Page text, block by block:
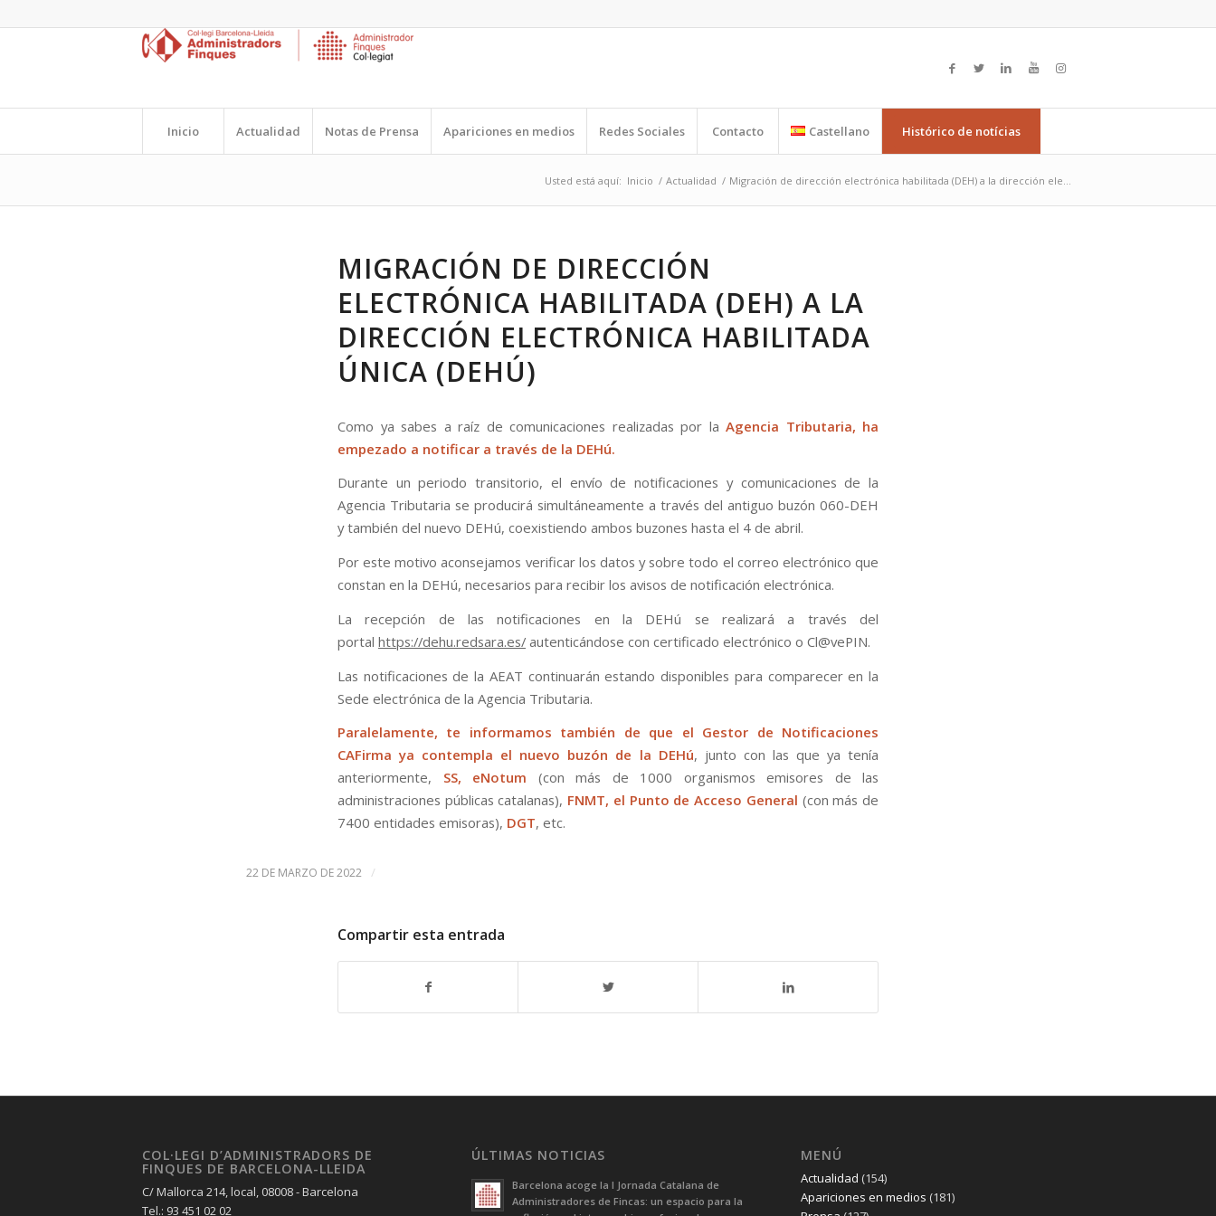
Inicio Actualidad Notas de Prensa Apariciones en medios Redes Sociales Contacto Castellano Histórico de notícias
Usted está aquí: Inicio / Actualidad / Migración de dirección electrónica habilitada (DEH) a la dirección ele...
MIGRACIÓN DE DIRECCIÓN
ELECTRÓNICA HABILITADA (DEH) A LA
DIRECCIÓN ELECTRÓNICA HABILITADA
ÚNICA (DEHÚ)
Como ya sabes a raíz de comunicaciones realizadas por la Agencia Tributaria, ha
empezado a notificar a través de la DEHú.
Durante un periodo transitorio, el envío de notificaciones y comunicaciones de la
Agencia Tributaria se producirá simultáneamente a través del antiguo buzón 060-DEH
y también del nuevo DEHú, coexistiendo ambos buzones hasta el 4 de abril.
Por este motivo aconsejamos verificar los datos y sobre todo el correo electrónico que
constan en la DEHú, necesarios para recibir los avisos de notificación electrónica.
La recepción de las notificaciones en la DEHú se realizará a través del
portal https://dehu.redsara.es/ autenticándose con certificado electrónico o Cl@vePIN.
Las notificaciones de la AEAT continuarán estando disponibles para comparecer en la
Sede electrónica de la Agencia Tributaria.
Paralelamente, te informamos también de que el Gestor de Notificaciones
CAFirma ya contempla el nuevo buzón de la DEHú, junto con las que ya tenía
anteriormente, SS, eNotum (con más de 1000 organismos emisores de las
administraciones públicas catalanas), FNMT, el Punto de Acceso General (con más de
7400 entidades emisoras), DGT, etc.
22 DE MARZO DE 2022 /
Compartir esta entrada
COL·LEGI D’ADMINISTRADORS DE
FINQUES DE BARCELONA-LLEIDA
C/ Mallorca 214, local, 08008 - Barcelona
Tel.: 93 451 02 02
ÚLTIMAS NOTICIAS
Barcelona acoge la I Jornada Catalana de
Administradores de Fincas: un espacio para la
MENÚ
Actualidad (154)
Apariciones en medios (181)